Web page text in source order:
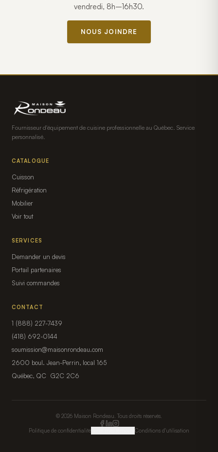
vendredi, 8h–16h30.
NOUS JOINDRE
Fournisseur d'équipement de cuisine professionnelle au Québec. Service
personnalisé.
CATALOGUE
Cuisson
Réfrigération
Mobilier
Voir tout
SERVICES
Demander un devis
Portail partenaires
Suivi commandes
CONTACT
1 (888) 227-7439
(418) 692-0144
soumission@maisonrondeau.com
2600 boul. Jean-Perrin, local 165
Québec, QC G2C 2C6
© 2026 Maison Rondeau. Tous droits réservés.
Politique de confidentialité Conditions d'utilisation